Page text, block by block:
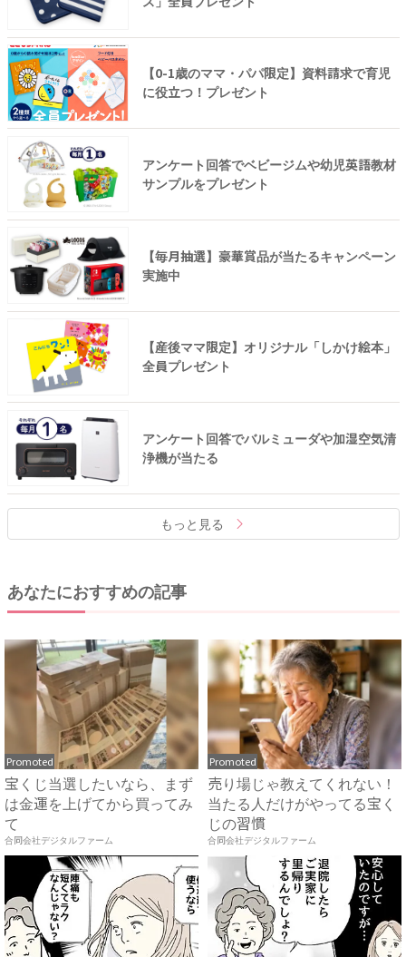
【0-1歳のママ・パパ限定】資料請求で育児
に役立つ！プレゼント
アンケート回答でベビージムや幼児英語教材
サンプルをプレゼント
【毎月抽選】豪華賞品が当たるキャンペーン
実施中
【産後ママ限定】オリジナル「しかけ絵本」
全員プレゼント
アンケート回答でバルミューダや加湿空気清
浄機が当たる
もっと見る
あなたにおすすめの記事
Promoted
宝くじ当選したいなら、まず
は金運を上げてから買ってみ
て
合同会社デジタルファーム
Promoted
売り場じゃ教えてくれない！
当たる人だけがやってる宝く
じの習慣
合同会社デジタルファーム